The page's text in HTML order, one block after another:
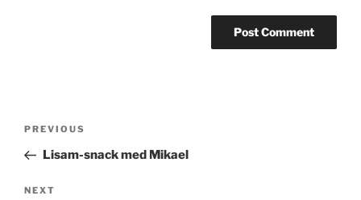
Previous
Post
PREVIOUS
Lisam-snack med Mikael
Next
NEXT